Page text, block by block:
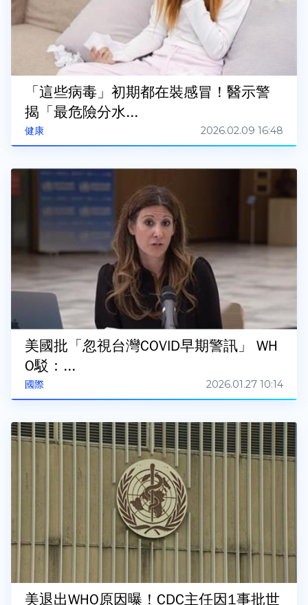
健康
「這些病毒」初期都在裝感冒！醫示警
揭「最危險分水...
2026.02.09 16:48
國際
美國批「忽視台灣COVID早期警訊」 WH
O駁：...
2026.01.27 10:14
美退出WHO原因曝！CDC主任因1事批世